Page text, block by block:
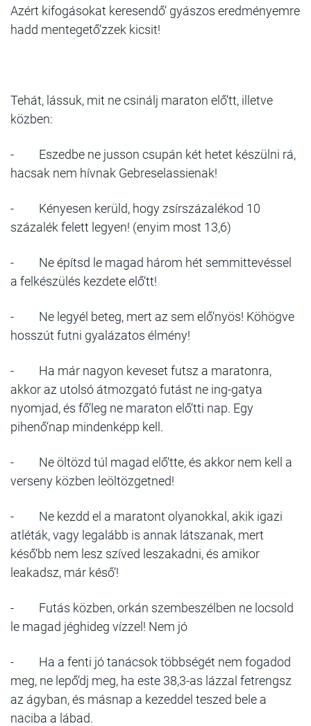
Azért kifogásokat keresendő‘ gyászos eredményemre
hadd mentegető‘zzek kicsit!
Tehát, lássuk, mit ne csinálj maraton elő‘tt, illetve
közben:
- Eszedbe ne jusson csupán két hetet készülni rá,
hacsak nem hívnak Gebreselassienak!
- Kényesen kerüld, hogy zsírszázalékod 10
százalék felett legyen! (enyim most 13,6)
- Ne építsd le magad három hét semmittevéssel
a felkészülés kezdete elő‘tt!
- Ne legyél beteg, mert az sem elő‘nyös! Köhögve
hosszút futni gyalázatos élmény!
- Ha már nagyon keveset futsz a maratonra,
akkor az utolsó átmozgató futást ne ing-gatya
nyomjad, és fő‘leg ne maraton elő‘tti nap. Egy
pihenő‘nap mindenképp kell.
- Ne öltözd túl magad elő‘tte, és akkor nem kell a
verseny közben leöltözgetned!
- Ne kezdd el a maratont olyanokkal, akik igazi
atléták, vagy legalább is annak látszanak, mert
késő‘bb nem lesz szíved leszakadni, és amikor
leakadsz, már késő‘!
- Futás közben, orkán szembeszélben ne locsold
le magad jéghideg vízzel! Nem jó
- Ha a fenti jó tanácsok többségét nem fogadod
meg, ne lepő‘dj meg, ha este 38,3-as lázzal fetrengsz
az ágyban, és másnap a kezeddel teszed bele a
naciba a lábad.